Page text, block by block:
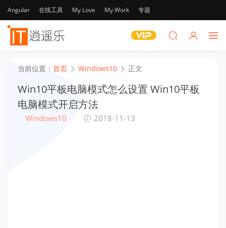
Angular 在线工具 My Love My Work 专题
当前位置： 首页 Windows10 正文
Win10平板电脑模式怎么设置 Win10平板
电脑模式开启方法
Windows10 2018-11-13